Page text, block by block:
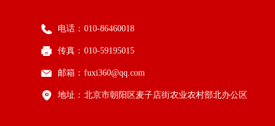
电话： 010-86460018
传真： 010-59195015
邮箱： fuxi360@qq.com
地址： 北京市朝阳区麦子店街农业农村部北办公区